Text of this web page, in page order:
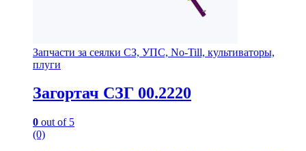
Запчасти за сеялки СЗ, УПС, No-Till, культиваторы,
плуги
Загортач СЗГ 00.2220
0 out of 5
(0)